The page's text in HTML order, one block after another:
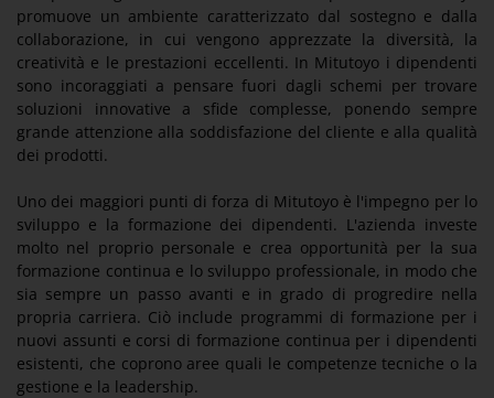
promuove un ambiente caratterizzato dal sostegno e dalla
collaborazione, in cui vengono apprezzate la diversità, la
creatività e le prestazioni eccellenti. In Mitutoyo i dipendenti
sono incoraggiati a pensare fuori dagli schemi per trovare
soluzioni innovative a sfide complesse, ponendo sempre
grande attenzione alla soddisfazione del cliente e alla qualità
dei prodotti.
Uno dei maggiori punti di forza di Mitutoyo è l'impegno per lo
sviluppo e la formazione dei dipendenti. L'azienda investe
molto nel proprio personale e crea opportunità per la sua
formazione continua e lo sviluppo professionale, in modo che
sia sempre un passo avanti e in grado di progredire nella
propria carriera. Ciò include programmi di formazione per i
nuovi assunti e corsi di formazione continua per i dipendenti
esistenti, che coprono aree quali le competenze tecniche o la
gestione e la leadership.